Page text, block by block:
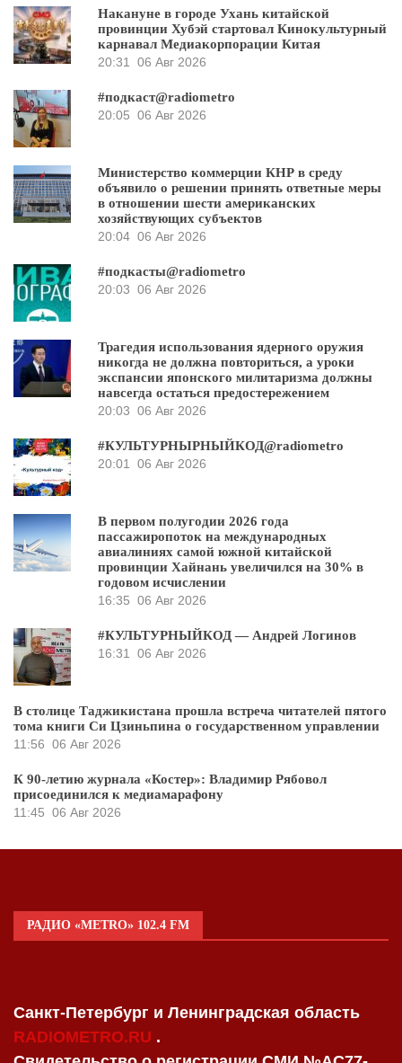
Накануне в городе Ухань китайской
провинции Хубэй стартовал Кинокультурный
карнавал Медиакорпорации Китая
20:31 06 Авг 2026
#подкаст@radiometro
20:05 06 Авг 2026
Министерство коммерции КНР в среду
объявило о решении принять ответные меры
в отношении шести американских
хозяйствующих субъектов
20:04 06 Авг 2026
#подкасты@radiometro
20:03 06 Авг 2026
Трагедия использования ядерного оружия
никогда не должна повториться, а уроки
экспансии японского милитаризма должны
навсегда остаться предостережением
20:03 06 Авг 2026
#КУЛЬТУРНЫРНЫЙКОД@radiometro
20:01 06 Авг 2026
В первом полугодии 2026 года
пассажиропоток на международных
авиалиниях самой южной китайской
провинции Хайнань увеличился на 30% в
годовом исчислении
16:35 06 Авг 2026
#КУЛЬТУРНЫЙКОД — Андрей Логинов
16:31 06 Авг 2026
В столице Таджикистана прошла встреча читателей пятого
тома книги Си Цзиньпина о государственном управлении
11:56 06 Авг 2026
К 90-летию журнала «Костер»: Владимир Рябовол
присоединился к медиамарафону
11:45 06 Авг 2026
РАДИО «METRO» 102.4 FM
Санкт-Петербург и Ленинградская область
RADIOMETRO.RU .